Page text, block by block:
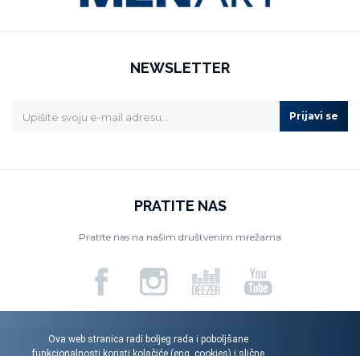
NEWSLETTER
Prijavi se
PRATITE NAS
Pratite nas na našim društvenim mrežama
Ova web stranica radi boljeg rada i poboljšane
funkcionalnosti koristi kolačiće (eng. cookies) i slične